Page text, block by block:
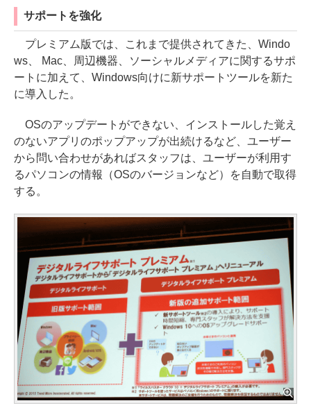
サポートを強化
プレミアム版では、これまで提供されてきた、Windo
ws、 Mac、周辺機器、ソーシャルメディアに関するサポ
ートに加えて、Windows向けに新サポートツールを新た
に導入した。
OSのアップデートができない、インストールした覚え
のないアプリのポップアップが出続けるなど、ユーザー
から問い合わせがあればスタッフは、ユーザーが利用す
るパソコンの情報（OSのバージョンなど）を自動で取得
する。